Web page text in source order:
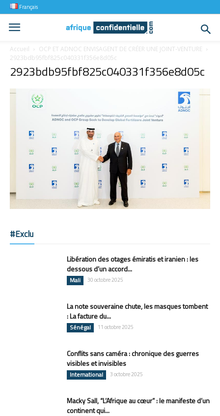
Français
Accueil
OCP ET ADNOC ENVISAGENT DE CRÉER UNE JOINT-VENTURE
2923bdb95fbf825c040331f356e8d05c
2923bdb95fbf825c040331f356e8d05c
#Exclu
Libération des otages émiratis et iranien : les
dessous d’un accord...
Mali 30 octobre 2025
La note souveraine chute, les masques tombent
: La facture du...
Sénégal 11 octobre 2025
Conflits sans caméra : chronique des guerres
visibles et invisibles
International 3 octobre 2025
Macky Sall, “L’Afrique au cœur” : le manifeste d’un
continent qui...